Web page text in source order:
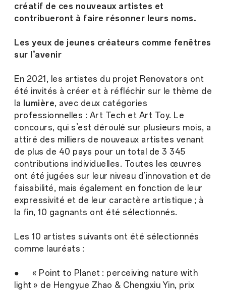
créatif de ces nouveaux artistes et
contribueront à faire résonner leurs noms.
Les yeux de jeunes créateurs comme fenêtres
sur l’avenir
En 2021, les artistes du projet Renovators ont
été invités à créer et à réfléchir sur le thème de
la lumière, avec deux catégories
professionnelles : Art Tech et Art Toy. Le
concours, qui s’est déroulé sur plusieurs mois, a
attiré des milliers de nouveaux artistes venant
de plus de 40 pays pour un total de 3 345
contributions individuelles. Toutes les œuvres
ont été jugées sur leur niveau d’innovation et de
faisabilité, mais également en fonction de leur
expressivité et de leur caractère artistique ; à
la fin, 10 gagnants ont été sélectionnés.
Les 10 artistes suivants ont été sélectionnés
comme lauréats :
● « Point to Planet : perceiving nature with
light » de Hengyue Zhao & Chengxiu Yin, prix